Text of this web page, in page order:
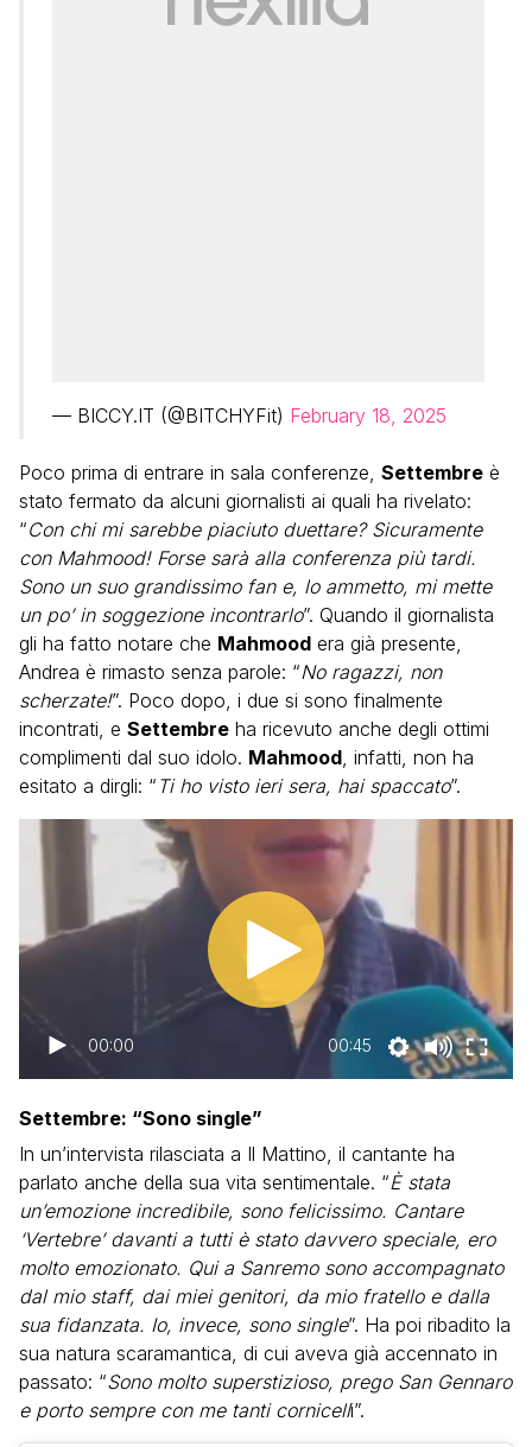
— BICCY.IT (@BITCHYFit) February 18, 2025
Poco prima di entrare in sala conferenze, Settembre è
stato fermato da alcuni giornalisti ai quali ha rivelato:
“Con chi mi sarebbe piaciuto duettare? Sicuramente
con Mahmood! Forse sarà alla conferenza più tardi.
Sono un suo grandissimo fan e, lo ammetto, mi mette
un po’ in soggezione incontrarlo”. Quando il giornalista
gli ha fatto notare che Mahmood era già presente,
Andrea è rimasto senza parole: “No ragazzi, non
scherzate!”. Poco dopo, i due si sono finalmente
incontrati, e Settembre ha ricevuto anche degli ottimi
complimenti dal suo idolo. Mahmood, infatti, non ha
esitato a dirgli: “ Ti ho visto ieri sera, hai spaccato”.
00:00 00:45
Settembre: “Sono single”
In un’intervista rilasciata a Il Mattino, il cantante ha
parlato anche della sua vita sentimentale. “È stata
un’emozione incredibile, sono felicissimo. Cantare
‘Vertebre’ davanti a tutti è stato davvero speciale, ero
molto emozionato. Qui a Sanremo sono accompagnato
dal mio staff, dai miei genitori, da mio fratello e dalla
sua fidanzata. Io, invece, sono single”. Ha poi ribadito la
sua natura scaramantica, di cui aveva già accennato in
passato: “Sono molto superstizioso, prego San Gennaro
e porto sempre con me tanti cornicelli”.